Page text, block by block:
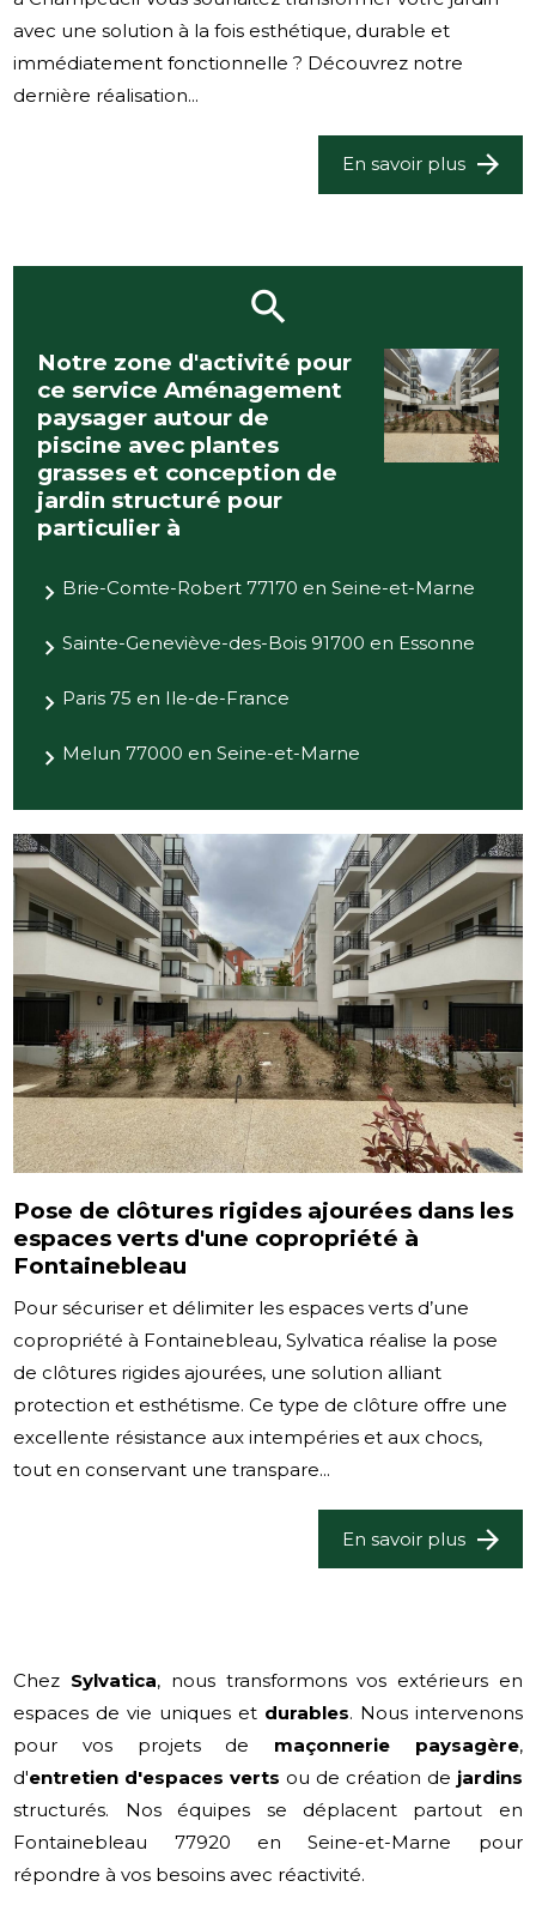
avec une solution à la fois esthétique, durable et
immédiatement fonctionnelle ? Découvrez notre
dernière réalisation...
En savoir plus
Notre zone d'activité pour
ce service Aménagement
paysager autour de
piscine avec plantes
grasses et conception de
jardin structuré pour
particulier à
Brie-Comte-Robert 77170 en Seine-et-Marne
Sainte-Geneviève-des-Bois 91700 en Essonne
Paris 75 en Ile-de-France
Melun 77000 en Seine-et-Marne
Pose de clôtures rigides ajourées dans les
espaces verts d'une copropriété à
Fontainebleau
Pour sécuriser et délimiter les espaces verts d’une
copropriété à Fontainebleau, Sylvatica réalise la pose
de clôtures rigides ajourées, une solution alliant
protection et esthétisme. Ce type de clôture offre une
excellente résistance aux intempéries et aux chocs,
tout en conservant une transpare...
En savoir plus
Chez Sylvatica, nous transformons vos extérieurs en
espaces de vie uniques et durables. Nous intervenons
pour vos projets de maçonnerie paysagère,
d'entretien d'espaces verts ou de création de jardins
structurés. Nos équipes se déplacent partout en
Fontainebleau 77920 en Seine-et-Marne pour
répondre à vos besoins avec réactivité.